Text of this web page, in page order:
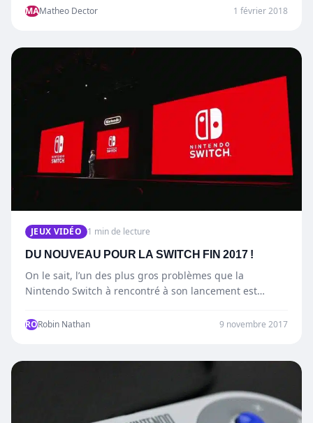
MAMatheo Dector 1 février 2018
JEUX VIDÉO 1 min de lecture
DU NOUVEAU POUR LA SWITCH FIN 2017 !
On le sait, l’un des plus gros problèmes que la
Nintendo Switch à rencontré à son lancement est…
RORobin Nathan 9 novembre 2017